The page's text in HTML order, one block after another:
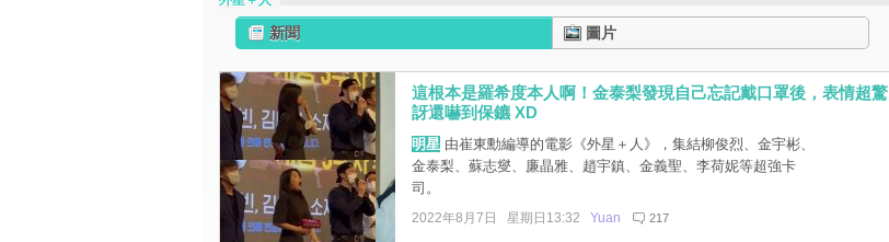
新聞 圖片
這根本是羅希度本人啊！金泰梨發現自己忘記戴口罩後，表情超驚
訝還嚇到保鑣 XD
明星由崔東勳編導的電影《外星＋人》，集結柳俊烈、金宇彬、
金泰梨、蘇志燮、廉晶雅、趙宇鎮、金義聖、李荷妮等超強卡
司。
2022年8月7日 星期日13:32 Yuan 217